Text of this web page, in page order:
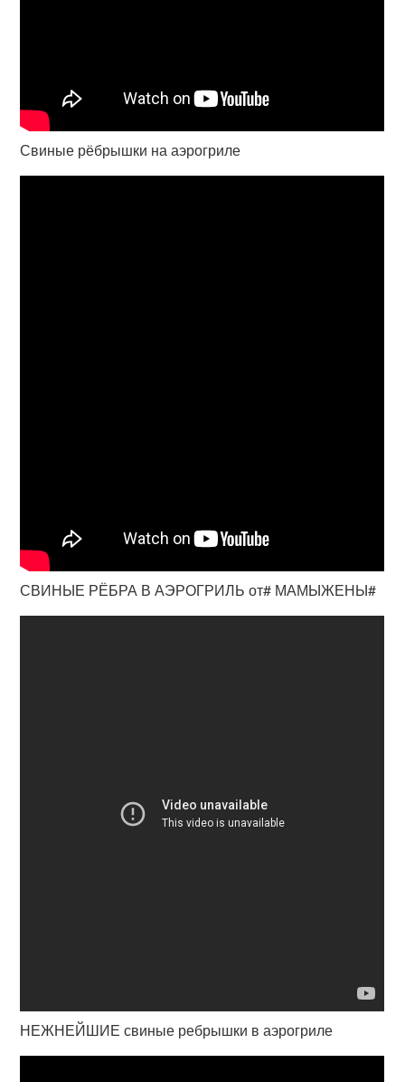
Свиные рёбрышки на аэрогриле
СВИНЫЕ РЁБРА В АЭРОГРИЛЬ от# МАМЫЖЕНЫ#
НЕЖНЕЙШИЕ свиные ребрышки в аэрогриле